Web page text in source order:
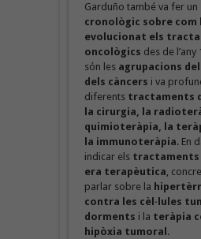
Garduño també va fer un
cronològic sobre com
evolucionat els
oncològics des de l’any
són les agrupacions
dels càncers i va
diferents tractaments
la cirurgia, la
quimioteràpia, la
la immunoteràpia. En
indicar els tractaments
era terapèutica,
parlar sobre la
contra les cèl·lules
dorments i la teràpia
hipòxia tumoral .